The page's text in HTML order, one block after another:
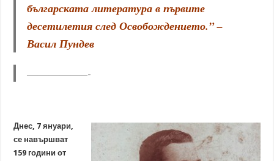
българската литература в първите
десетилетия след Освобождението.” –
Васил Пундев
–––––––––––-
Днес, 7 януари,
се навършват
159 години от